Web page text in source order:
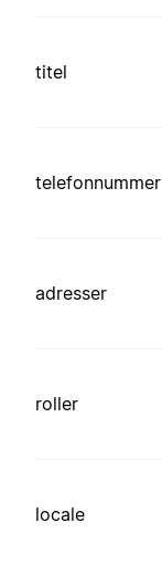
titel
telefonnummer
adresser
roller
locale